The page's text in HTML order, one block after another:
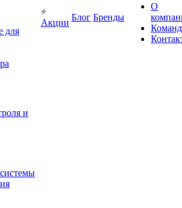
для
и
Акции
Блог Бренды
О